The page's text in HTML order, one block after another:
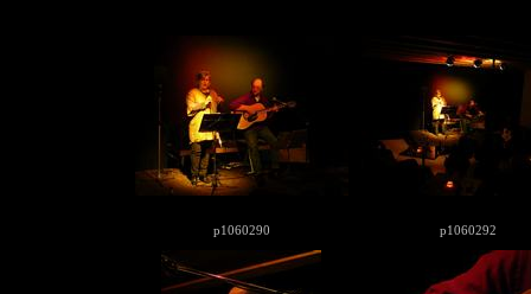
p1060290 p1060292